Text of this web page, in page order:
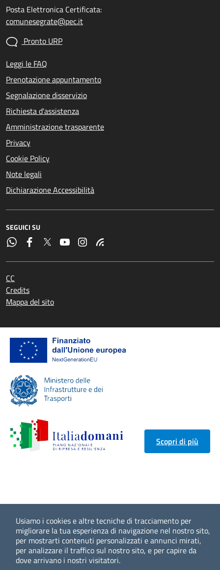
Usiamo i cookies e altre tecniche di tracciamento per
migliorare la tua esperienza di navigazione nel nostro sito,
per mostrarti contenuti personalizzati e annunci mirati,
per analizzare il traffico sul nostro sito, e per capire da
dove arrivano i nostri visitatori.
Posta Elettronica Certificata:
comunesegrate@pec.it
Pronto URP
Leggi le FAQ
Prenotazione appuntamento
Segnalazione disservizio
Richiesta d'assistenza
Amministrazione trasparente
Privacy
Cookie Policy
Note legali
Dichiarazione Accessibilità
SEGUICI SU
CC
Credits
Mappa del sito
Scopri di più